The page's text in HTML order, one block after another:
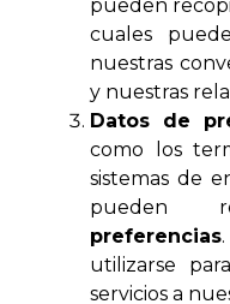
pueden
cuales
nuestras
y nuestras
Datos de
como los
sistemas de
pueden
preferencias
utilizarse
servicios a